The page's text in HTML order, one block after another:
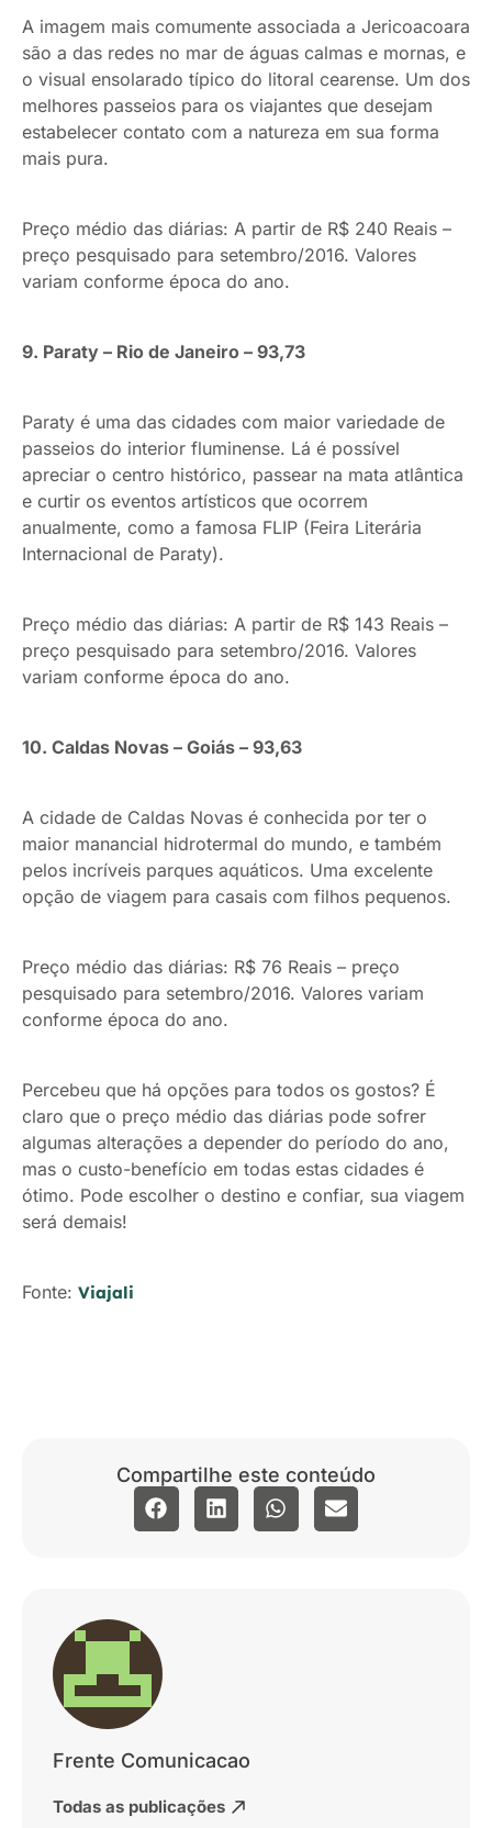
A imagem mais comumente associada a Jericoacoara
são a das redes no mar de águas calmas e mornas, e
o visual ensolarado típico do litoral cearense. Um dos
melhores passeios para os viajantes que desejam
estabelecer contato com a natureza em sua forma
mais pura.
Preço médio das diárias: A partir de R$ 240 Reais –
preço pesquisado para setembro/2016. Valores
variam conforme época do ano.
9. Paraty – Rio de Janeiro – 93,73
Paraty é uma das cidades com maior variedade de
passeios do interior fluminense. Lá é possível
apreciar o centro histórico, passear na mata atlântica
e curtir os eventos artísticos que ocorrem
anualmente, como a famosa FLIP (Feira Literária
Internacional de Paraty).
Preço médio das diárias: A partir de R$ 143 Reais –
preço pesquisado para setembro/2016. Valores
variam conforme época do ano.
10. Caldas Novas – Goiás – 93,63
A cidade de Caldas Novas é conhecida por ter o
maior manancial hidrotermal do mundo, e também
pelos incríveis parques aquáticos. Uma excelente
opção de viagem para casais com filhos pequenos.
Preço médio das diárias: R$ 76 Reais – preço
pesquisado para setembro/2016. Valores variam
conforme época do ano.
Percebeu que há opções para todos os gostos? É
claro que o preço médio das diárias pode sofrer
algumas alterações a depender do período do ano,
mas o custo-benefício em todas estas cidades é
ótimo. Pode escolher o destino e confiar, sua viagem
será demais!
Fonte: Viajali
Compartilhe este conteúdo
Frente Comunicacao
Todas as publicações